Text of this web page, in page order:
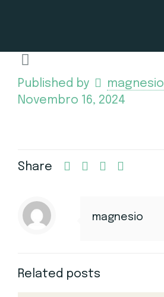
Published by magnesio
Novembro 16, 2024
Share
magnesio
Related posts